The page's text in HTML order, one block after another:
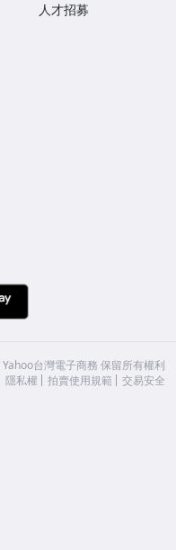
人才招募
Yahoo台灣電子商務 保留所有權利
隱私權 拍賣使用規範 交易安全